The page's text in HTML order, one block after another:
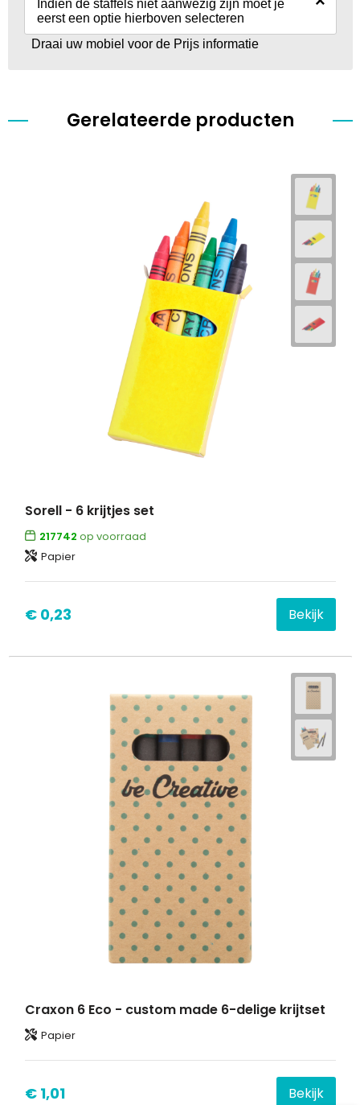
Indien de staffels niet aanwezig zijn moet je
eerst een optie hierboven selecteren
Draai uw mobiel voor de Prijs informatie
Gerelateerde producten
Sorell - 6 krijtjes set
217742 op voorraad
Papier
€ 0,23 Bekijk
Craxon 6 Eco - custom made 6-delige krijtset
Papier
€ 1,01 Bekijk